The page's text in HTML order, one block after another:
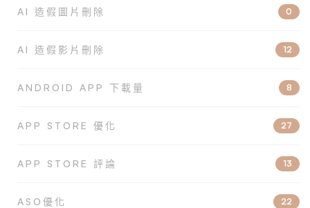
AI 造假圖片刪除 0
AI 造假影片刪除 12
ANDROID APP 下載量 8
APP STORE 優化 27
APP STORE 評論 13
ASO優化 22